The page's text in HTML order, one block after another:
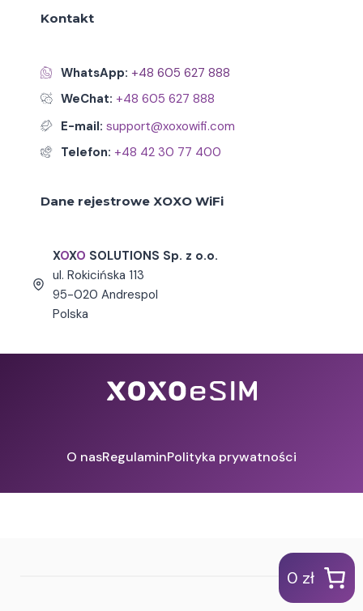
Kontakt
WhatsApp: +48 605 627 888
WeChat: +48 605 627 888
.
Telefon: +48 42 30 77 400
E-mail: support@xoxowifi.com
Dane rejestrowe XOXO WiFi
XOXO SOLUTIONS Sp. z o.o.
ul. Rokicińska 113
95-020 Andrespol
Polska
O nasRegulaminPolityka prywatności
0 zł